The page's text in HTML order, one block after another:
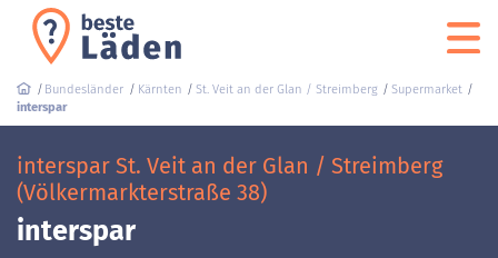
Bundesländer Kärnten St. Veit an der Glan / Streimberg
Supermarket
interspar
interspar St. Veit an der Glan / Streimberg
(Völkermarkterstraße 38)
interspar